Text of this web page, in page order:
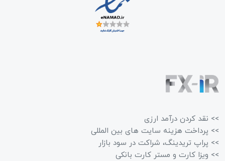
>> نقد کردن درآمد ارزی
>> پرداخت هزینه سایت های بین المللی
>> پراپ تریدینگ، شراکت در سود بازار
>> ویزا کارت و مستر کارت بانکی